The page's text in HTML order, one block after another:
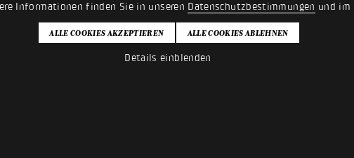
Informationen finden Sie in unseren Datenschutzbestimmungen und im
Details einblenden